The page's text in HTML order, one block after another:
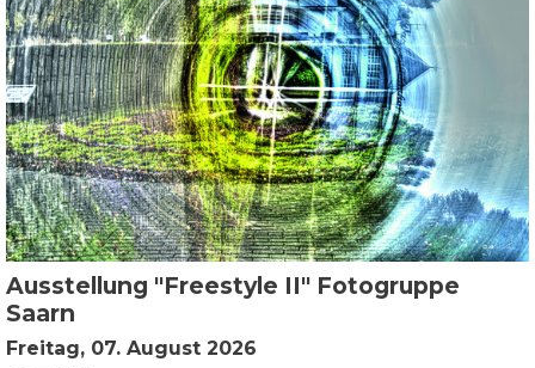
Ausstellung "Freestyle II" Fotogruppe
Saarn
Freitag, 07. August 2026